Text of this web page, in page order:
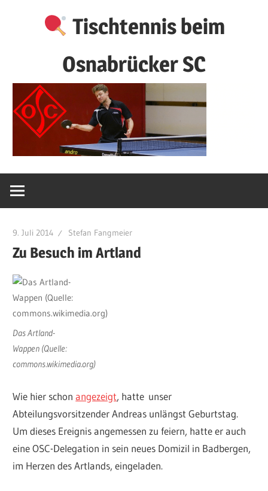
Tischtennis beim
Osnabrücker SC
9. Juli 2014 Stefan Fangmeier
Zu Besuch im Artland
Das Artland-
Wappen (Quelle:
commons.wikimedia.org)
Wie hier schonangezeigt, hatte unser
Abteilungsvorsitzender Andreas unlängst Geburtstag.
Um dieses Ereignis angemessen zu feiern, hatte er auch
eine OSC-Delegation in sein neues Domizil in Badbergen,
im Herzen des Artlands, eingeladen.